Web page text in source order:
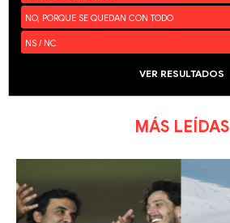
NO, PORQUE SE QUEDAN CON TODO
NS / NC
VER RESULTADOS
MÁS LEÍDAS